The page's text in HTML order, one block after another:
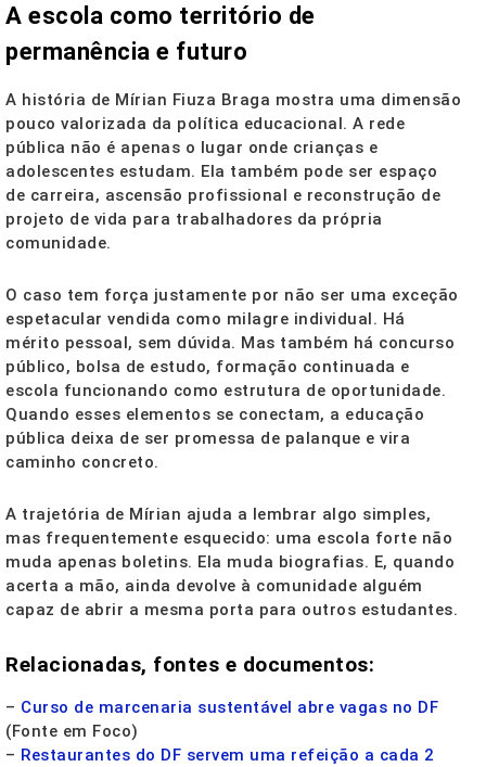
A escola como território de
permanência e futuro
A história de Mírian Fiuza Braga mostra uma dimensão
pouco valorizada da política educacional. A rede
pública não é apenas o lugar onde crianças e
adolescentes estudam. Ela também pode ser espaço
de carreira, ascensão profissional e reconstrução de
projeto de vida para trabalhadores da própria
comunidade.
O caso tem força justamente por não ser uma exceção
espetacular vendida como milagre individual. Há
mérito pessoal, sem dúvida. Mas também há concurso
público, bolsa de estudo, formação continuada e
escola funcionando como estrutura de oportunidade.
Quando esses elementos se conectam, a educação
pública deixa de ser promessa de palanque e vira
caminho concreto.
A trajetória de Mírian ajuda a lembrar algo simples,
mas frequentemente esquecido: uma escola forte não
muda apenas boletins. Ela muda biografias. E, quando
acerta a mão, ainda devolve à comunidade alguém
capaz de abrir a mesma porta para outros estudantes.
Relacionadas, fontes e documentos:
– Curso de marcenaria sustentável abre vagas no DF
(Fonte em Foco)
– Restaurantes do DF servem uma refeição a cada 2